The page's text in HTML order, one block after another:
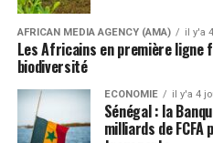
AFRICAN MEDIA AGENCY (AMA) il y'a
Les Africains en première ligne
biodiversité
ECONOMIE il y'a 4
Sénégal : la
milliards de